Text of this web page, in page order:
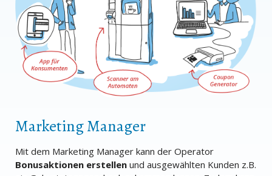
Marketing Manager
Mit dem Marketing Manager kann der Operator
Bonusaktionen erstellen und ausgewählten Kunden z.B.